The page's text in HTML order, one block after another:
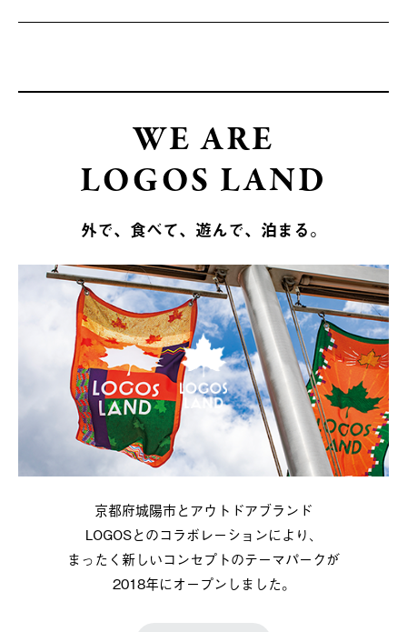
WE ARE
LOGOS LAND
外で、食べて、遊んで、泊まる。
京都府城陽市とアウトドアブランド
LOGOSとのコラボレーションにより、
まったく新しいコンセプトのテーマパークが
2018年にオープンしました。